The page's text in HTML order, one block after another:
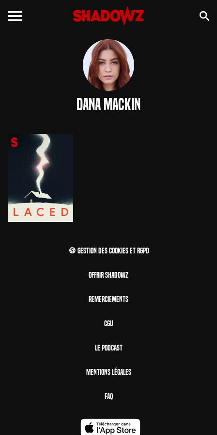
Dana Mackin
🍪 Gestion des cookies et RGPD
Offrir Shadowz
Remerciements
CGU
Le Podcast
Mentions Légales
FAQ